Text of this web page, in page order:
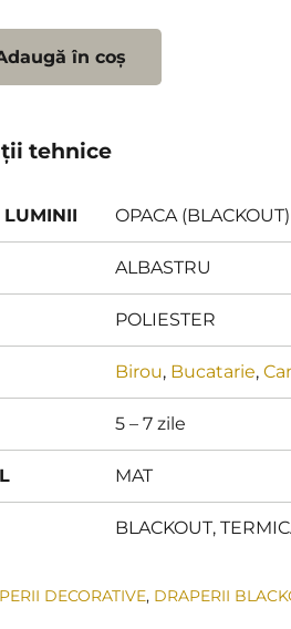
în coș
tehnice
LUMINII OPACA (BLACKOUT)
ALBASTRU
POLIESTER
Birou, Bucatarie,
5 – 7 zile
MAT
BLACKOUT,
DECORATIVE, DRAPERII